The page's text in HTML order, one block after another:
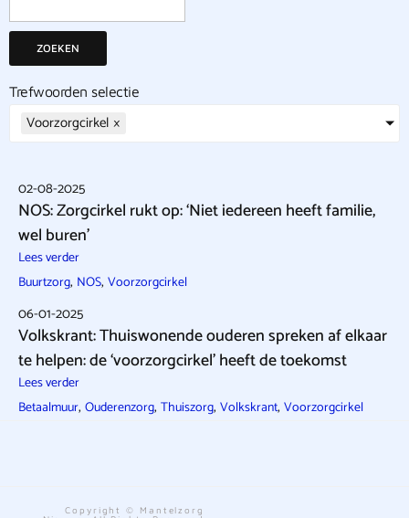
ZOEKEN
Trefwoorden selectie
Voorzorgcirkel ×
02-08-2025
NOS: Zorgcirkel rukt op: ‘Niet iedereen heeft familie,
wel buren’
Lees verder
Buurtzorg, NOS, Voorzorgcirkel
06-01-2025
Volkskrant: Thuiswonende ouderen spreken af elkaar
te helpen: de ‘voorzorgcirkel’ heeft de toekomst
Lees verder
Betaalmuur, Ouderenzorg, Thuiszorg, Volkskrant, Voorzorgcirkel
Copyright © Mantelzorg